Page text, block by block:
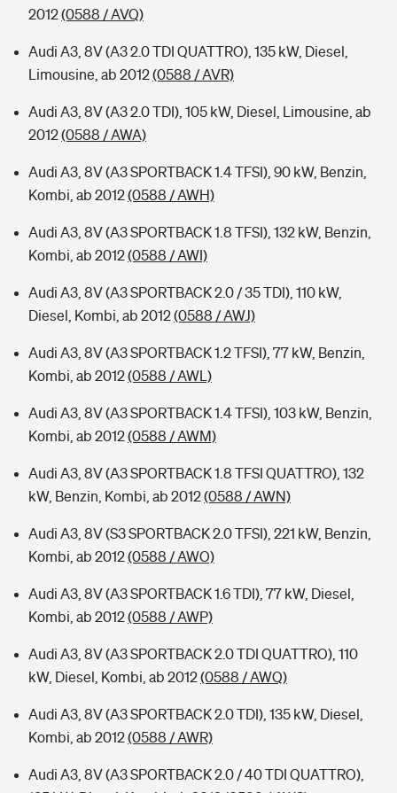
2012(0588 / AVQ)
Audi A3, 8V (A3 2.0 TDI QUATTRO), 135 kW, Diesel,
Limousine, ab 2012(0588 / AVR)
Audi A3, 8V (A3 2.0 TDI), 105 kW, Diesel, Limousine, ab
2012(0588 / AWA)
Audi A3, 8V (A3 SPORTBACK 1.4 TFSI), 90 kW, Benzin,
Kombi, ab 2012(0588 / AWH)
Audi A3, 8V (A3 SPORTBACK 1.8 TFSI), 132 kW, Benzin,
Kombi, ab 2012(0588 / AWI)
Audi A3, 8V (A3 SPORTBACK 2.0 / 35 TDI), 110 kW,
Diesel, Kombi, ab 2012(0588 / AWJ)
Audi A3, 8V (A3 SPORTBACK 1.2 TFSI), 77 kW, Benzin,
Kombi, ab 2012(0588 / AWL)
Audi A3, 8V (A3 SPORTBACK 1.4 TFSI), 103 kW, Benzin,
Kombi, ab 2012(0588 / AWM)
Audi A3, 8V (A3 SPORTBACK 1.8 TFSI QUATTRO), 132
kW, Benzin, Kombi, ab 2012(0588 / AWN)
Audi A3, 8V (S3 SPORTBACK 2.0 TFSI), 221 kW, Benzin,
Kombi, ab 2012(0588 / AWO)
Audi A3, 8V (A3 SPORTBACK 1.6 TDI), 77 kW, Diesel,
Kombi, ab 2012(0588 / AWP)
Audi A3, 8V (A3 SPORTBACK 2.0 TDI QUATTRO), 110
kW, Diesel, Kombi, ab 2012(0588 / AWQ)
Audi A3, 8V (A3 SPORTBACK 2.0 TDI), 135 kW, Diesel,
Kombi, ab 2012(0588 / AWR)
Audi A3, 8V (A3 SPORTBACK 2.0 / 40 TDI QUATTRO),